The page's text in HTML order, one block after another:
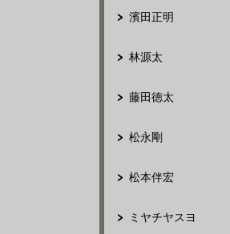
濱田正明
林源太
藤田徳太
松永剛
松本伴宏
ミヤチヤスヨ